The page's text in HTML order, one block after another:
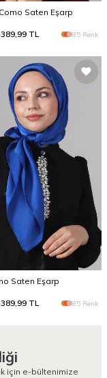
Saten Eşarp
389,99 TL 85 Renk
Saten Eşarp
389,99 TL 85 Renk
için e-bültenimize